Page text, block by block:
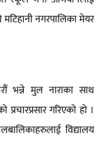
मटिहानी नगरपालिका मेयर
भन्ने मुल नाराका साथ
गरिएको हो ।
विद्यालय